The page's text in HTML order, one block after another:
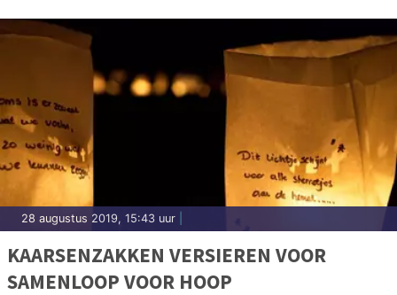
28 augustus 2019, 15:43 uur
KAARSENZAKKEN VERSIEREN VOOR
SAMENLOOP VOOR HOOP